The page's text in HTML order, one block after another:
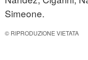
Simeone.
© RIPRODUZIONE VIETATA